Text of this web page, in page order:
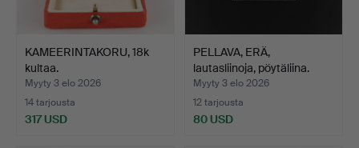
KAMEERINTAKORU, 18k
kultaa.
Myyty 3 elo 2026
14 tarjousta
317 USD
PELLAVA, ERÄ,
lautasliinoja, pöytäliina.
Myyty 3 elo 2026
12 tarjousta
80 USD